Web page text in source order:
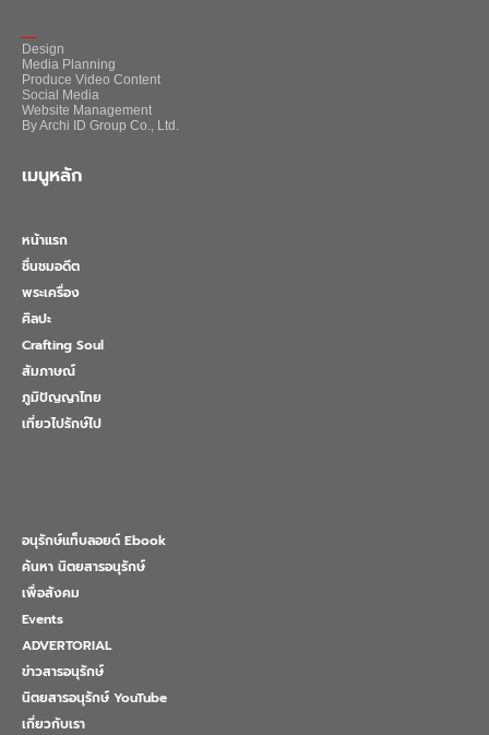
Design
Media Planning
Produce Video Content
Social Media
Website Management
By Archi ID Group Co., Ltd.
เมนูหลัก
หน้าแรก
ชื่นชมอดีต
พระเครื่อง
ศิลปะ
Crafting Soul
สัมภาษณ์
ภูมิปัญญาไทย
เที่ยวไปรักษ์ไป
อนุรักษ์แท็บลอยด์ Ebook
ค้นหา นิตยสารอนุรักษ์
เพื่อสังคม
Events
ADVERTORIAL
ข่าวสารอนุรักษ์
นิตยสารอนุรักษ์ YouTube
เกี่ยวกับเรา